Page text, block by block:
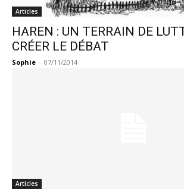
Articles
HAREN : UN TERRAIN DE
CRÉER LE DÉBAT
Sophie - 07/11/2014
Articles